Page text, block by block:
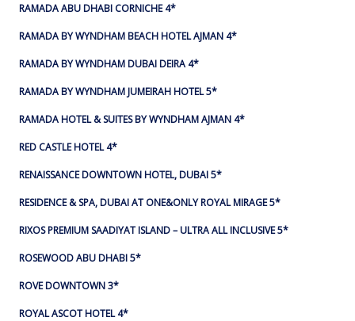
RAMADA ABU DHABI CORNICHE 4*
RAMADA BY WYNDHAM BEACH HOTEL AJMAN 4*
RAMADA BY WYNDHAM DUBAI DEIRA 4*
RAMADA BY WYNDHAM JUMEIRAH HOTEL 5*
RAMADA HOTEL & SUITES BY WYNDHAM AJMAN 4*
RED CASTLE HOTEL 4*
RENAISSANCE DOWNTOWN HOTEL, DUBAI 5*
RESIDENCE & SPA, DUBAI AT ONE&ONLY ROYAL MIRAGE 5*
RIXOS PREMIUM SAADIYAT ISLAND – ULTRA ALL INCLUSIVE 5*
ROSEWOOD ABU DHABI 5*
ROVE DOWNTOWN 3*
ROYAL ASCOT HOTEL 4*